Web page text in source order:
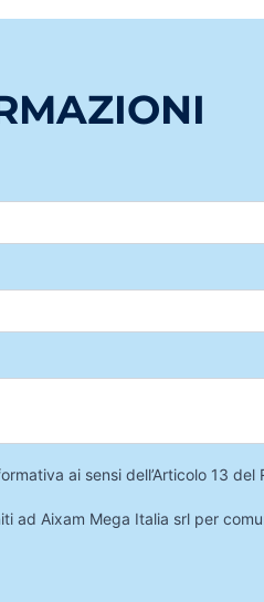
ai sensi dell’Articolo 13 del
ad Aixam Mega Italia srl per